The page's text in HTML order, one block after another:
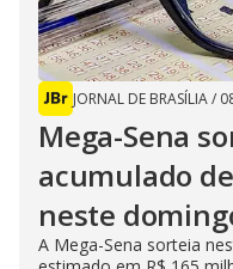
JORNAL DE BRASÍLIA/
Mega-Sena
acumulado
neste
A Mega-Sena sorteia